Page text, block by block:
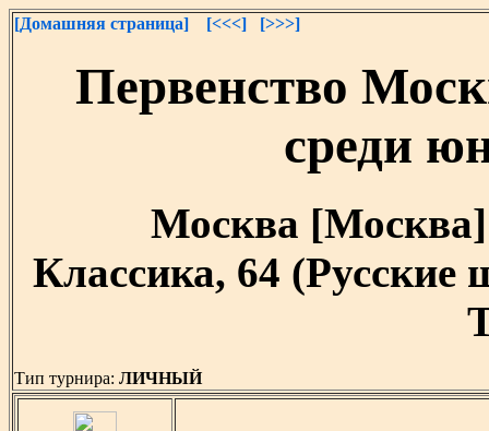
[Домашняя страница] [<<<] [>>>]
Первенство
среди
Москва [Москва]
Классика, 64
Тип турнира: ЛИЧНЫЙ